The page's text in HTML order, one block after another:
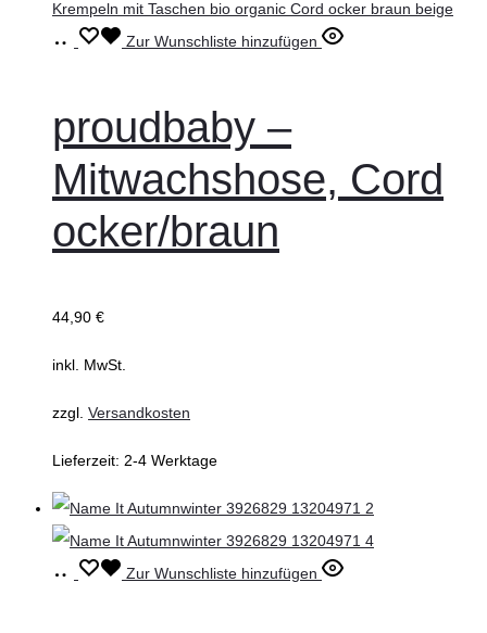
Ausführung
Dieses
mehrere
Varianten
auf.
Die
der
werden
Zur Wunschliste hinzufügen
proudbaby –
Mitwachshose, Cord
ocker/braun
44,90 €
inkl. MwSt.
zzgl. Versandkosten
Lieferzeit: 2-4 Werktage
Ausführung
Dieses Zur Wunschliste hinzufügen